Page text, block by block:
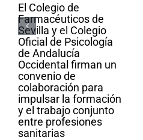
El Colegio de
Farmacéuticos de
Sevilla y el Colegio
Oficial de Psicología
de Andalucía
Occidental firman un
convenio de
colaboración para
impulsar la formación
y el trabajo conjunto
entre profesiones
sanitarias